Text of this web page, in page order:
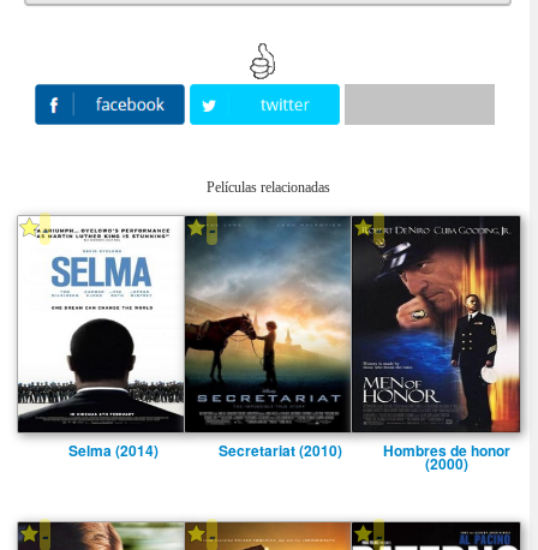
Películas relacionadas
-
Selma (2014)
-
Secretariat (2010)
-
Hombres de honor
(2000)
- - -